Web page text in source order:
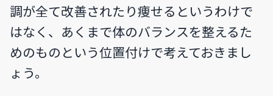
調が全て改善されたり痩せるというわけで
はなく、あくまで体のバランスを整えるた
めのものという位置付けで考えておきまし
ょう。